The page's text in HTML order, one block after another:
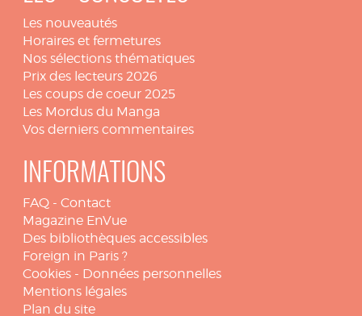
Les nouveautés
Horaires et fermetures
Nos sélections thématiques
Prix des lecteurs 2026
Les coups de coeur 2025
Les Mordus du Manga
Vos derniers commentaires
INFORMATIONS
FAQ - Contact
Magazine EnVue
Des bibliothèques accessibles
Foreign in Paris ?
Cookies - Données personnelles
Mentions légales
Plan du site